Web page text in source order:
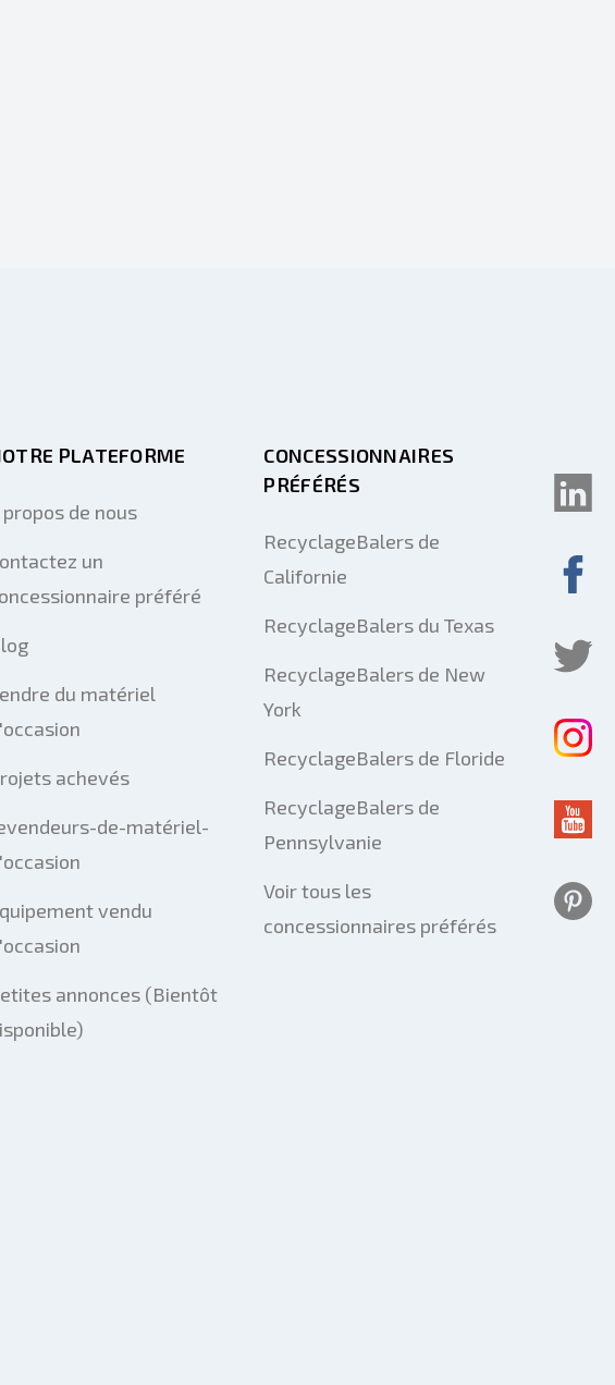
PLATEFORME
propos de nous
un
préféré
du matériel
achevés
de-matériel-
vendu
annonces (Bientôt
CONCESSIONNAIRES
PRÉFÉRÉS
RecyclageBalers de
Californie
RecyclageBalers du Texas
RecyclageBalers de New
York
RecyclageBalers de Floride
RecyclageBalers de
Pennsylvanie
Voir tous les
concessionnaires préférés